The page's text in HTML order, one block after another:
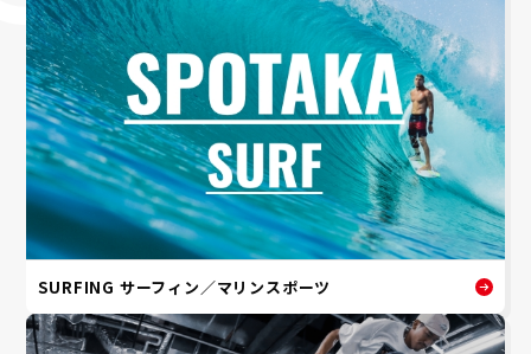
SURFING サーフィン／マリンスポーツ